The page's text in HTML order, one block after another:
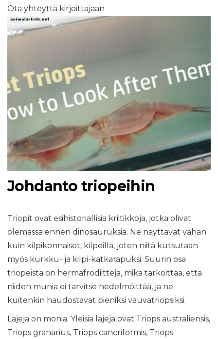
Ota yhteyttä kirjoittajaan
Johdanto triopeihin
Triopit ovat esihistoriallisia kriitikkoja, jotka olivat
olemassa ennen dinosauruksia. Ne näyttävät vähän
kuin kilpikonnaiset, kilpeillä, joten niitä kutsutaan
myös kurkku- ja kilpi-katkarapuksi. Suurin osa
triopeista on hermafrodiitteja, mikä tarkoittaa, että
niiden munia ei tarvitse hedelmöittää, ja ne
kuitenkin haudostavat pieniksi vauvatriopsiksi.
Lajeja on monia. Yleisiä lajeja ovat Triops australiensis,
Triops granarius, Triops cancriformis, Triops